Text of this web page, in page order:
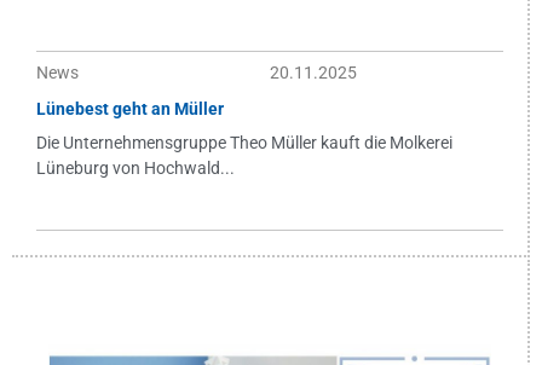
News
20.11.2025
Lünebest geht an Müller
Die Unternehmensgruppe Theo Müller kauft die Molkerei
Lüneburg von Hochwald...